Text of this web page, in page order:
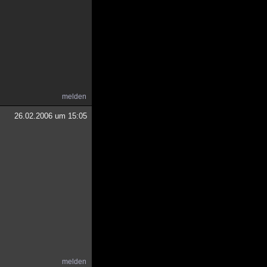
melden
26.02.2006 um 15:05
melden